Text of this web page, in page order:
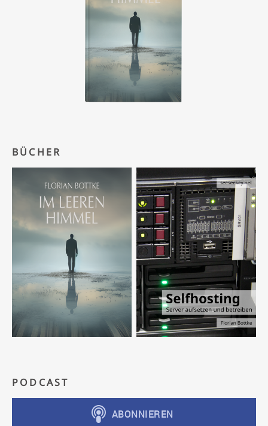
BÜCHER
PODCAST